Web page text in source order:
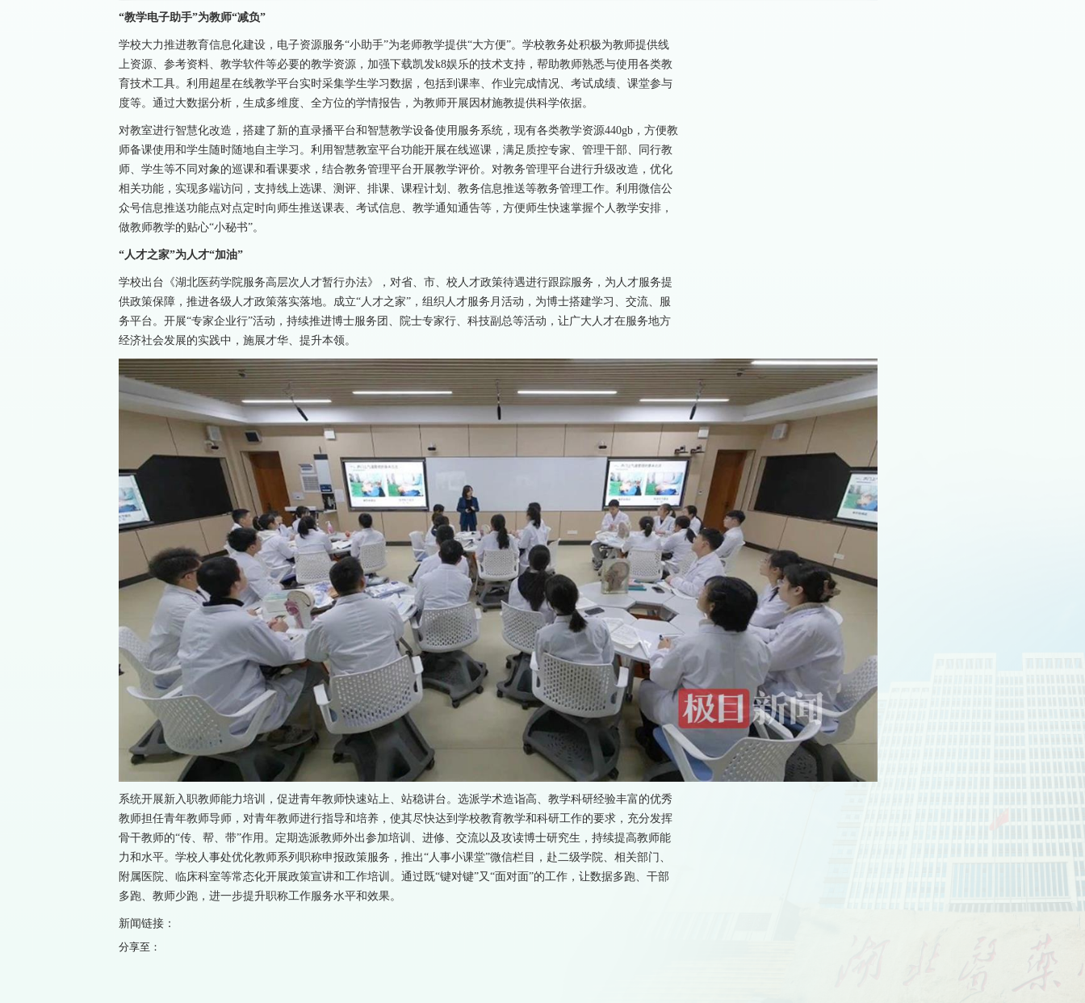
“教学电子助手”为教师“减负”
学校大力推进教育信息化建设，电子资源服务“小助手”为老师教学提供“大方便”。学校教务处积极为教师提供线
上资源、参考资料、教学软件等必要的教学资源，加强下载凯发k8娱乐的技术支持，帮助教师熟悉与使用各类教
育技术工具。利用超星在线教学平台实时采集学生学习数据，包括到课率、作业完成情况、考试成绩、课堂参与
度等。通过大数据分析，生成多维度、全方位的学情报告，为教师开展因材施教提供科学依据。
对教室进行智慧化改造，搭建了新的直录播平台和智慧教学设备使用服务系统，现有各类教学资源440gb，方便教
师备课使用和学生随时随地自主学习。利用智慧教室平台功能开展在线巡课，满足质控专家、管理干部、同行教
师、学生等不同对象的巡课和看课要求，结合教务管理平台开展教学评价。对教务管理平台进行升级改造，优化
相关功能，实现多端访问，支持线上选课、测评、排课、课程计划、教务信息推送等教务管理工作。利用微信公
众号信息推送功能点对点定时向师生推送课表、考试信息、教学通知通告等，方便师生快速掌握个人教学安排，
做教师教学的贴心“小秘书”。
“人才之家”为人才“加油”
学校出台《湖北医药学院服务高层次人才暂行办法》，对省、市、校人才政策待遇进行跟踪服务，为人才服务提
供政策保障，推进各级人才政策落实落地。成立“人才之家”，组织人才服务月活动，为博士搭建学习、交流、服
务平台。开展“专家企业行”活动，持续推进博士服务团、院士专家行、科技副总等活动，让广大人才在服务地方
经济社会发展的实践中，施展才华、提升本领。
系统开展新入职教师能力培训，促进青年教师快速站上、站稳讲台。选派学术造诣高、教学科研经验丰富的优秀
教师担任青年教师导师，对青年教师进行指导和培养，使其尽快达到学校教育教学和科研工作的要求，充分发挥
骨干教师的“传、帮、带”作用。定期选派教师外出参加培训、进修、交流以及攻读博士研究生，持续提高教师能
力和水平。学校人事处优化教师系列职称申报政策服务，推出“人事小课堂”微信栏目，赴二级学院、相关部门、
附属医院、临床科室等常态化开展政策宣讲和工作培训。通过既“键对键”又“面对面”的工作，让数据多跑、干部
多跑、教师少跑，进一步提升职称工作服务水平和效果。
新闻链接：
分享至：